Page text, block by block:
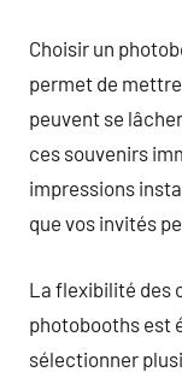
Choisir un
permet de
peuvent se
ces souvenirs
impressions
que vos invités
La flexibilité des
photobooths est
sélectionner